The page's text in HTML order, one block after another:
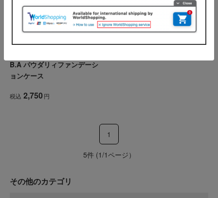
B.A パウダリィファンデーシ
ョンケース
税込 2,750円
1
5件 (1/1ページ）
その他のカテゴリ